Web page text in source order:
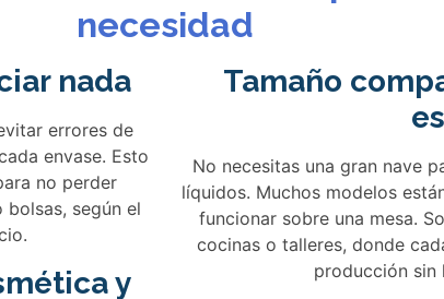
necesidad
nada
errores de
envase. Esto
no perder
según el
y
Tamaño
No necesitas una gran nave
líquidos. Muchos modelos
funcionar sobre una mesa.
cocinas o talleres, donde
producción sin